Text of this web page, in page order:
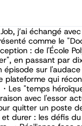
j’ai échangé
comme le
: de l'École
en passant par
épisode sur
plateforme qui
Les "temps
avec l'essor
quitter un poste
durer : les défis